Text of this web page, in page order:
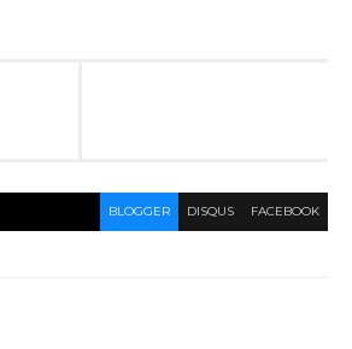
BLOGGER DISQUS FACEBOOK